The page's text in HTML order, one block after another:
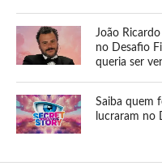
João
no Desafio
queria ser
Saiba quem
lucraram no